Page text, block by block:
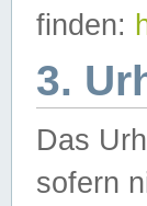
finden:
3.
Das
sofern